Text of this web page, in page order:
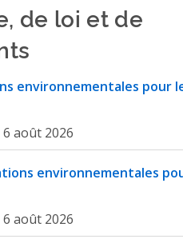
de loi et de
environnementales pour
6 août 2026
environnementales
6 août 2026